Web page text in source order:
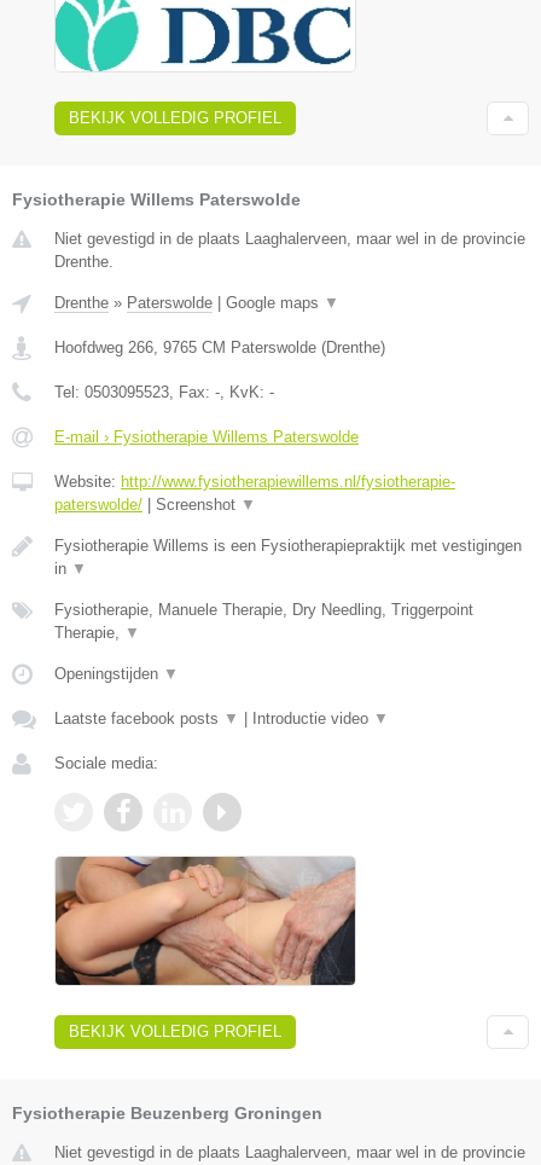
BEKIJK VOLLEDIG PROFIEL
Fysiotherapie Willems Paterswolde
Niet gevestigd in de plaats Laaghalerveen, maar wel in de provincie
Drenthe.
Drenthe » Paterswolde Google maps ▼
Hoofdweg 266, 9765 CM Paterswolde (Drenthe)
Tel: 0503095523, Fax: -, KvK: -
E-mail › Fysiotherapie Willems Paterswolde
Website: http://www.fysiotherapiewillems.nl/fysiotherapie-
paterswolde/
Screenshot ▼
Fysiotherapie Willems is een Fysiotherapiepraktijk met vestigingen
in ▼
Fysiotherapie, Manuele Therapie, Dry Needling, Triggerpoint
Therapie, ▼
Openingstijden ▼
Laatste facebook posts ▼ Introductie video ▼
Sociale media:
BEKIJK VOLLEDIG PROFIEL
Fysiotherapie Beuzenberg Groningen
Niet gevestigd in de plaats Laaghalerveen, maar wel in de provincie